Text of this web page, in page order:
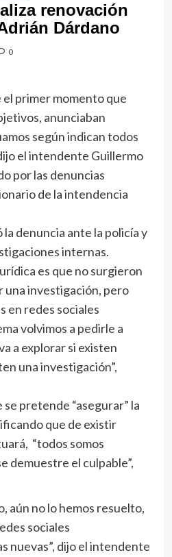
renovación
Dárdano
0
el primer momento que
anunciaban
según indican todos
el intendente Guillermo
por las denuncias
de la intendencia
denuncia ante la policía y
internas.
es que no surgieron
una investigación, pero
en redes sociales
volvimos a pedirle a
a explorar si existen
una investigación”,
pretende “asegurar” la
que de existir
“todos somos
demuestre el culpable”,
aún no lo hemos resuelto,
sociales
nuevas”, dijo el intendente